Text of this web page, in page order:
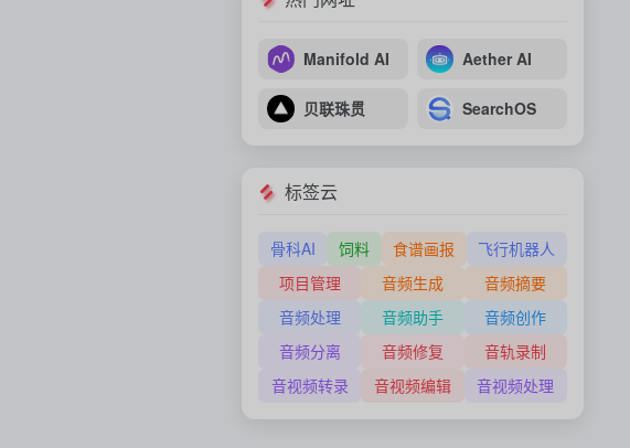
Manifold AI Aether AI
贝联珠贯 SearchOS
标签云
骨科AI 饲料 食谱画报
飞行机器人
项目管理
音频生成
音频摘要
音频处理
音频助手
音频创作
音频分离
音频修复
音轨录制
音视频转录
音视频编辑 音视频处理